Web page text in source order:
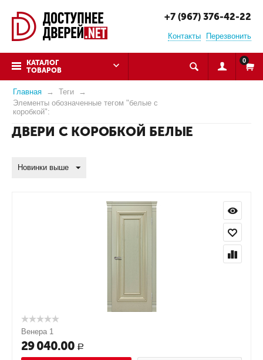
+7 (967) 376-42-22
Контакты Перезвонить
КАТАЛОГ
ТОВАРОВ
0
Главная
Теги
Элементы обозначенные тегом "белые с
коробкой":
ДВЕРИ С КОРОБКОЙ БЕЛЫЕ
Новинки выше
Венера 1
29 040.00 Р